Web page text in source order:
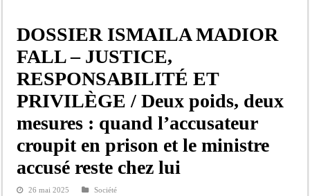
DOSSIER ISMAILA MADIOR
FALL – JUSTICE,
RESPONSABILITÉ ET
PRIVILÈGE / Deux poids, deux
mesures : quand l’accusateur
croupit en prison et le ministre
accusé reste chez lui
26 mai 2025 Société